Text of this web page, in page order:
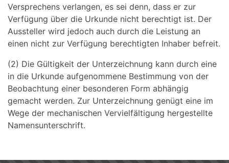
Versprechens verlangen, es sei denn, dass er zur
Verfügung über die Urkunde nicht berechtigt ist. Der
Aussteller wird jedoch auch durch die Leistung an
einen nicht zur Verfügung berechtigten Inhaber befreit.
(2) Die Gültigkeit der Unterzeichnung kann durch eine
in die Urkunde aufgenommene Bestimmung von der
Beobachtung einer besonderen Form abhängig
gemacht werden. Zur Unterzeichnung genügt eine im
Wege der mechanischen Vervielfältigung hergestellte
Namensunterschrift.